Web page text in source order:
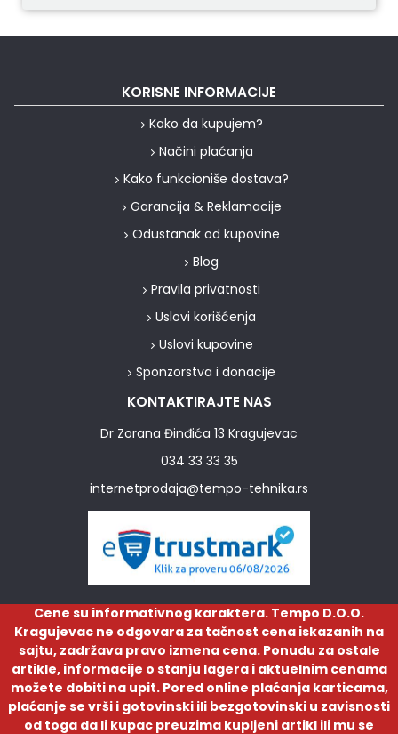
KORISNE INFORMACIJE
Kako da kupujem?
Načini plaćanja
Kako funkcioniše dostava?
Garancija & Reklamacije
Odustanak od kupovine
Blog
Pravila privatnosti
Uslovi korišćenja
Uslovi kupovine
Sponzorstva i donacije
KONTAKTIRAJTE NAS
Dr Zorana Đinđića 13 Kragujevac
034 33 33 35
internetprodaja@tempo-tehnika.rs
Cene su informativnog karaktera. Tempo D.O.O.
Kragujevac ne odgovara za tačnost cena iskazanih na
sajtu, zadržava pravo izmena cena. Ponudu za ostale
artikle, informacije o stanju lagera i aktuelnim cenama
možete dobiti na upit. Pored online plaćanja karticama,
plaćanje se vrši i gotovinski ili bezgotovinski u zavisnosti
od toga da li kupac preuzima kupljeni artikl ili mu se